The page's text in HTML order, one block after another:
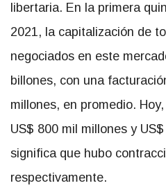
libertaria. En la primera
2021, la capitalización de
negociados en este
billones, con una
millones, en promedio.
US$ 800 mil millones y
significa que hubo
respectivamente.